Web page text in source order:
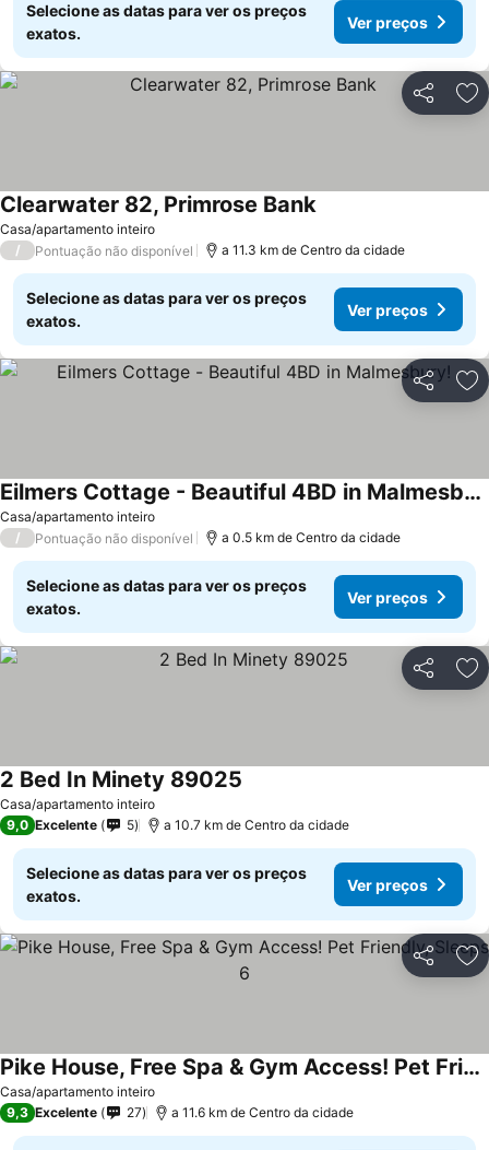
Selecione as datas para ver os preços
exatos.
Ver preços
Partilhar
Casa/apartamento inteiro
Clearwater 82, Primrose Bank
/ Pontuação não disponível a 11.3 km de Centro da cidade
Selecione as datas para ver os preços
exatos.
Ver preços
Partilhar
Casa/apartamento inteiro
Eilmers Cottage - Beautiful 4BD in Malmesbury!
/ Pontuação não disponível a 0.5 km de Centro da cidade
Selecione as datas para ver os preços
exatos.
Ver preços
Partilhar
Casa/apartamento inteiro
2 Bed In Minety 89025
9,0 Excelente 5 a 10.7 km de Centro da cidade
Selecione as datas para ver os preços
exatos.
Ver preços
Partilhar
Casa/apartamento inteiro
Pike House, Free Spa & Gym Access! Pet Friendly, Sleeps 6
9,3 Excelente 27 a 11.6 km de Centro da cidade